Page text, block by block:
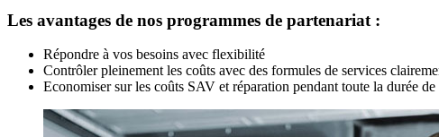
Les avantages de nos programmes de partenariat :
Répondre à vos besoins avec flexibilité
Contrôler pleinement les coûts avec des formules de services
Economiser sur les coûts SAV et réparation pendant toute la durée